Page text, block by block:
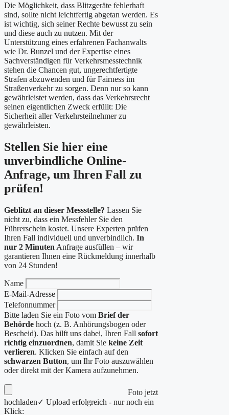
Die Möglichkeit, dass Blitzgeräte fehlerhaft
sind, sollte nicht leichtfertig abgetan werden. Es
ist wichtig, sich seiner Rechte bewusst zu sein
und diese auch zu nutzen. Mit der
Unterstützung eines erfahrenen Fachanwalts
wie Dr. Bunzel und der Expertise eines
Sachverständigen für Verkehrsmesstechnik
stehen die Chancen gut, ungerechtfertigte
Strafen abzuwenden und für Fairness im
Straßenverkehr zu sorgen. Denn nur so kann
gewährleistet werden, dass das Verkehrsrecht
seinen eigentlichen Zweck erfüllt: Die
Sicherheit aller Verkehrsteilnehmer zu
gewährleisten.
Stellen Sie hier eine
unverbindliche Online-
Anfrage, um Ihren Fall zu
prüfen!
Geblitzt an dieser Messstelle? Lassen Sie
nicht zu, dass ein Messfehler Sie den
Führerschein kostet. Unsere Experten prüfen
Ihren Fall individuell und unverbindlich. In
nur 2 Minuten Anfrage ausfüllen – wir
garantieren Ihnen eine Rückmeldung innerhalb
von 24 Stunden!
Name
E-Mail-Adresse
Telefonnummer
Bitte laden Sie ein Foto vom Brief der
Behörde hoch (z. B. Anhörungsbogen oder
Bescheid). Das hilft uns dabei, Ihren Fall sofort
richtig einzuordnen, damit Sie keine Zeit
verlieren. Klicken Sie einfach auf den
schwarzen Button, um Ihr Foto auszuwählen
oder direkt mit der Kamera aufzunehmen.
Foto jetzt
hochladen✓ Upload erfolgreich - nur noch ein
Klick: